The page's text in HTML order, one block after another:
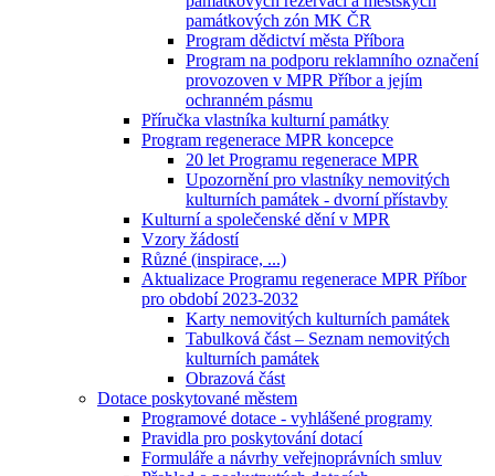
památkových zón MK ČR
Program dědictví města Příbora
Program na podporu reklamního označení
provozoven v MPR Příbor a jejím
ochranném pásmu
Příručka vlastníka kulturní památky
Program regenerace MPR koncepce
20 let Programu regenerace MPR
Upozornění pro vlastníky nemovitých
kulturních památek - dvorní přístavby
Kulturní a společenské dění v MPR
Vzory žádostí
Různé (inspirace, ...)
Aktualizace Programu regenerace MPR Příbor
pro období 2023-2032
Karty nemovitých kulturních památek
Tabulková část – Seznam nemovitých
kulturních památek
Obrazová část
Dotace poskytované městem
Programové dotace - vyhlášené programy
Pravidla pro poskytování dotací
Formuláře a návrhy veřejnoprávních smluv